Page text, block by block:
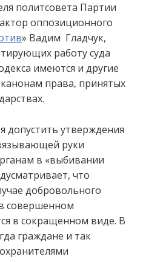
политсовета Партии
оппозиционного
» Вадим Гладчук,
работу суда
имеются и другие
права, принятых
допустить утверждения
руки
в «выбивании
что
добровольного
совершенном
в сокращенном виде. В
граждане и так